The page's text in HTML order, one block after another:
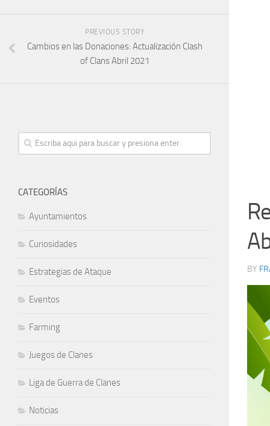
BY
PREVIOUS STORY
Cambios en las Donaciones: Actualización Clash
of Clans Abril 2021
CATEGORÍAS
Ayuntamientos
Curiosidades
Estrategias de Ataque
Eventos
Farming
Juegos de Clanes
Liga de Guerra de Clanes
Noticias